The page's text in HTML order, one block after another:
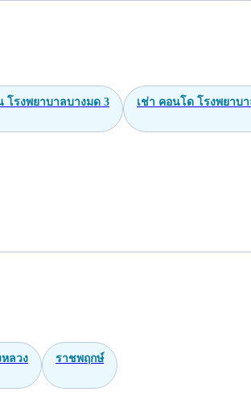
โรงพยาบาลบางมด 3 เช่า คอนโด โรงพยาบ
ลวง ราชพฤกษ์